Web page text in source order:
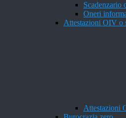
Scadenzario
Oneri
Attestazioni OIV o
Attestazioni